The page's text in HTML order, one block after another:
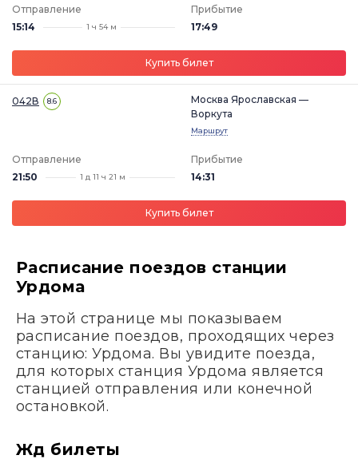
Отправление
15:14
1 ч 54 м
Прибытие
17:49
Купить билет
042В 8.6
Москва Ярославская —
Воркута
Маршрут
Отправление
21:50
1 д 11 ч 21 м
Прибытие
14:31
Купить билет
Расписание поездов станции
Урдома
На этой странице мы показываем
расписание поездов, проходящих через
станцию: Урдома. Вы увидите поезда,
для которых станция Урдома является
станцией отправления или конечной
остановкой.
Жд билеты